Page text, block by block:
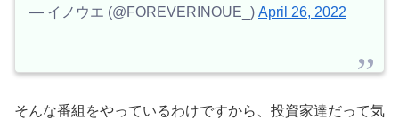
— イノウエ (@FOREVERINOUE_) April 26, 2022
そんな番組をやっているわけですから、投資家達だって気